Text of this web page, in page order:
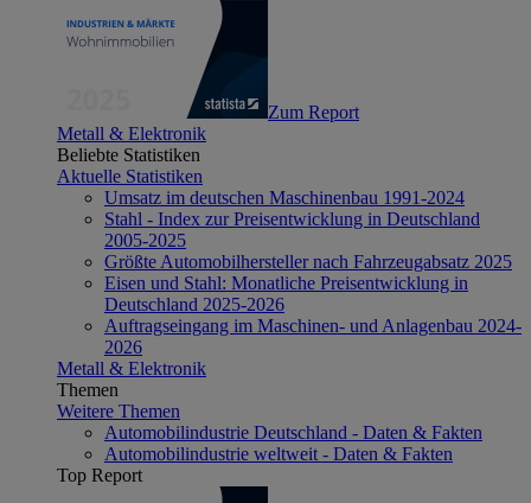
Zum Report
Metall & Elektronik
Beliebte Statistiken
Aktuelle Statistiken
Umsatz im deutschen Maschinenbau 1991-2024
Stahl - Index zur Preisentwicklung in Deutschland
2005-2025
Größte Automobilhersteller nach Fahrzeugabsatz 2025
Eisen und Stahl: Monatliche Preisentwicklung in
Deutschland 2025-2026
Auftragseingang im Maschinen- und Anlagenbau 2024-
2026
Metall & Elektronik
Themen
Weitere Themen
Automobilindustrie Deutschland - Daten & Fakten
Automobilindustrie weltweit - Daten & Fakten
Top Report